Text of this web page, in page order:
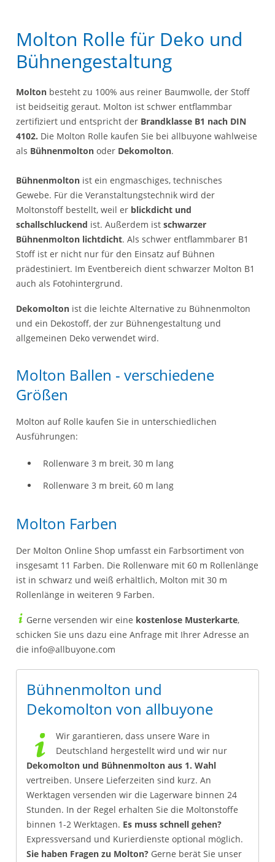
Molton Rolle für Deko und
Bühnengestaltung
Molton besteht zu 100% aus reiner Baumwolle, der Stoff
ist beidseitig geraut. Molton ist schwer entflammbar
zertifiziert und entspricht der Brandklasse B1 nach DIN
4102. Die Molton Rolle kaufen Sie bei allbuyone wahlweise
als Bühnenmolton oder Dekomolton.
Bühnenmolton ist ein engmaschiges, technisches
Gewebe. Für die Veranstaltungstechnik wird der
Moltonstoff bestellt, weil er blickdicht und
schallschluckend ist. Außerdem ist schwarzer
Bühnenmolton lichtdicht. Als schwer entflammbarer B1
Stoff ist er nicht nur für den Einsatz auf Bühnen
prädestiniert. Im Eventbereich dient schwarzer Molton B1
auch als Fotohintergrund.
Dekomolton ist die leichte Alternative zu Bühnenmolton
und ein Dekostoff, der zur Bühnengestaltung und
allgemeinen Deko verwendet wird.
Molton Ballen - verschiedene
Größen
Molton auf Rolle kaufen Sie in unterschiedlichen
Ausführungen:
Rollenware 3 m breit, 30 m lang
Rollenware 3 m breit, 60 m lang
Molton Farben
Der Molton Online Shop umfasst ein Farbsortiment von
insgesamt 11 Farben. Die Rollenware mit 60 m Rollenlänge
ist in schwarz und weiß erhältlich, Molton mit 30 m
Rollenlänge in weiteren 9 Farben.
Gerne versenden wir eine kostenlose Musterkarte,
schicken Sie uns dazu eine Anfrage mit Ihrer Adresse an
die info@allbuyone.com
Bühnenmolton und
Dekomolton von allbuyone
Wir garantieren, dass unsere Ware in
Deutschland hergestellt wird und wir nur
Dekomolton und Bühnenmolton aus 1. Wahl
vertreiben. Unsere Lieferzeiten sind kurz. An
Werktagen versenden wir die Lagerware binnen 24
Stunden. In der Regel erhalten Sie die Moltonstoffe
binnen 1-2 Werktagen. Es muss schnell gehen?
Expressversand und Kurierdienste optional möglich.
Sie haben Fragen zu Molton? Gerne berät Sie unser